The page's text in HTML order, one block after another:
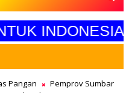
MAJU"
Pangan
Pemprov Sumbar